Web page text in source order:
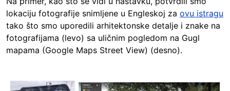
lokaciju fotografije snimljene u Engleskoj za ovu istragu
tako što smo uporedili arhitektonske detalje i znake na
fotografijama (levo) sa uličnim pogledom na Gugl
mapama (Google Maps Street View) (desno).
Image